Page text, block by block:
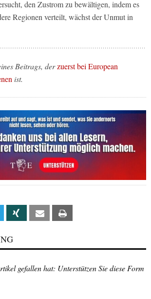
den Zustrom zu bewältigen, indem es
Regionen verteilt, wächst der Unmut in
Beitrags, derzuerst bei European
ist.
Linkedin Xing Email
gefallen hat: Unterstützen Sie diese Form